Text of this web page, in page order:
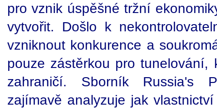
pro vznik úspěšné tržní
vytvořit. Došlo k
vzniknout konkurence a
pouze zástěrkou pro
zahraničí. Sborník Russia's
zajímavě analyzuje jak